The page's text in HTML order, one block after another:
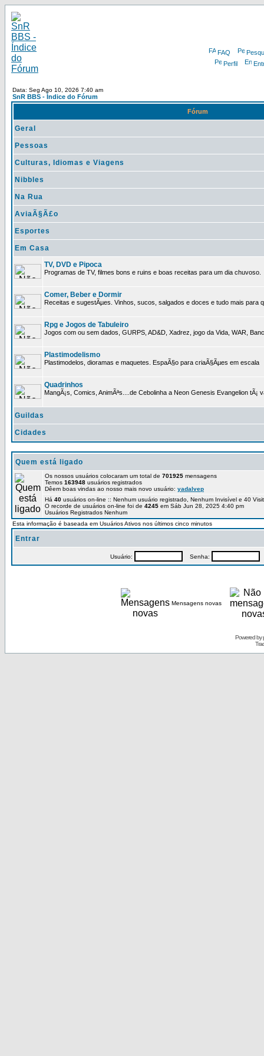
FAQ
Perfil
Data: Seg Ago 10, 2026 7:40 am
SnR BBS - Índice do Fórum
Fórum
Geral
Pessoas
Culturas, Idiomas e Viagens
Nibbles
Na Rua
AviaÃ§Ã£o
Esportes
Em Casa
TV, DVD e Pipoca
Programas de TV, filmes bons e ruins e boas receitas para um dia chuvoso.
Comer, Beber e Dormir
Receitas e sugestÃµes. Vinhos, sucos, salgados e doces e tudo mais para
Rpg e Jogos de Tabuleiro
Jogos com ou sem dados, GURPS, AD&D, Xadrez, jogo da Vida, WAR,
Plastimodelismo
Plastimodelos, dioramas e maquetes. EspaÃ§o para criaÃ§Ãµes em escala
Quadrinhos
MangÃ¡s, Comics, AnimÃªs....de Cebolinha a Neon Genesis Evangelion tÃ¡
Guildas
Cidades
Quem está ligado
Os nossos usuários colocaram um total de 701925 mensagens
Temos 163948 usuários registrados
Dêem boas vindas ao nosso mais novo usuário: yadalvep
Há 40 usuários on-line :: Nenhum usuário registrado, Nenhum Invisível e 40
O recorde de usuários on-line foi de 4245 em Sáb Jun 28, 2025 4:40 pm
Usuários Registrados Nenhum
Esta informação é baseada em Usuários Ativos nos últimos cinco minutos
Entrar
Usuário: Senha:
Mensagens novas
Powered by